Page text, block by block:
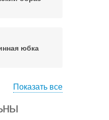
юбка
Показать все